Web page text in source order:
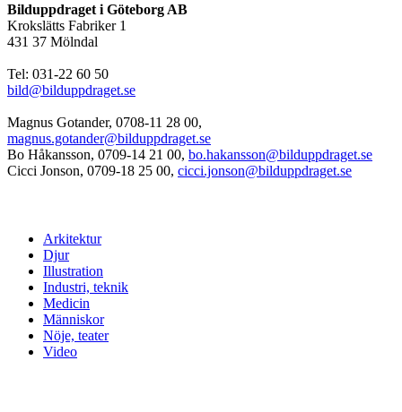
Bilduppdraget i Göteborg AB
Krokslätts Fabriker 1
431 37 Mölndal
Tel: 031-22 60 50
bild@bilduppdraget.se
Magnus Gotander, 0708-11 28 00,
magnus.gotander@bilduppdraget.se
Bo Håkansson, 0709-14 21 00, bo.hakansson@bilduppdraget.se
Cicci Jonson, 0709-18 25 00, cicci.jonson@bilduppdraget.se
Arkitektur
Djur
Illustration
Industri, teknik
Medicin
Människor
Nöje, teater
Video